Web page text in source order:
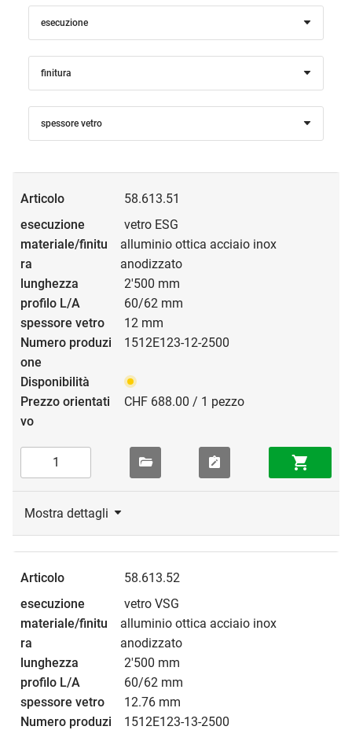
esecuzione
finitura
spessore vetro
58.613.51
vetro ESG
alluminio ottica acciaio inox
anodizzato
2'500 mm
60/62 mm
12 mm
1512E123-12-2500
CHF 688.00 / 1 pezzo
Mostra dettagli
58.613.52
vetro VSG
alluminio ottica acciaio inox
anodizzato
2'500 mm
60/62 mm
12.76 mm
1512E123-13-2500